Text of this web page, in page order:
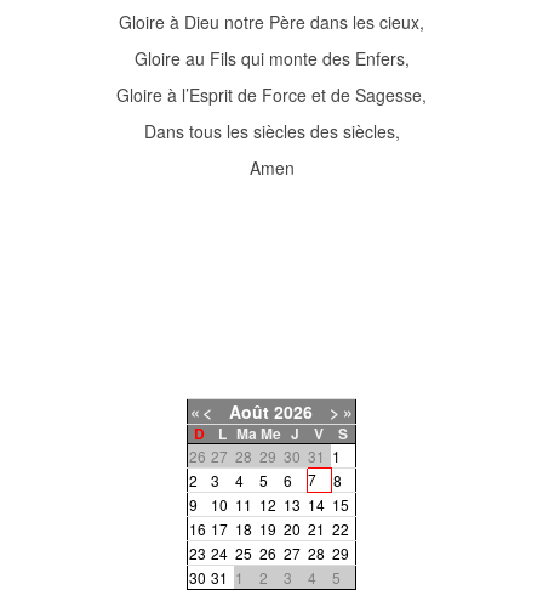
Gloire à Dieu notre Père dans les cieux,
Gloire au Fils qui monte des Enfers,
Gloire à l’Esprit de Force et de Sagesse,
Dans tous les siècles des siècles,
Amen
« < Août 2026 > »
D L Ma Me J V S
26 27 28 29 30 31 1
2
3 4 5 6 7
8
9
10 11 12 13 14 15
16 17 18 19 20 21 22
23 24 25 26 27 28 29
30 31 1 2 3 4 5